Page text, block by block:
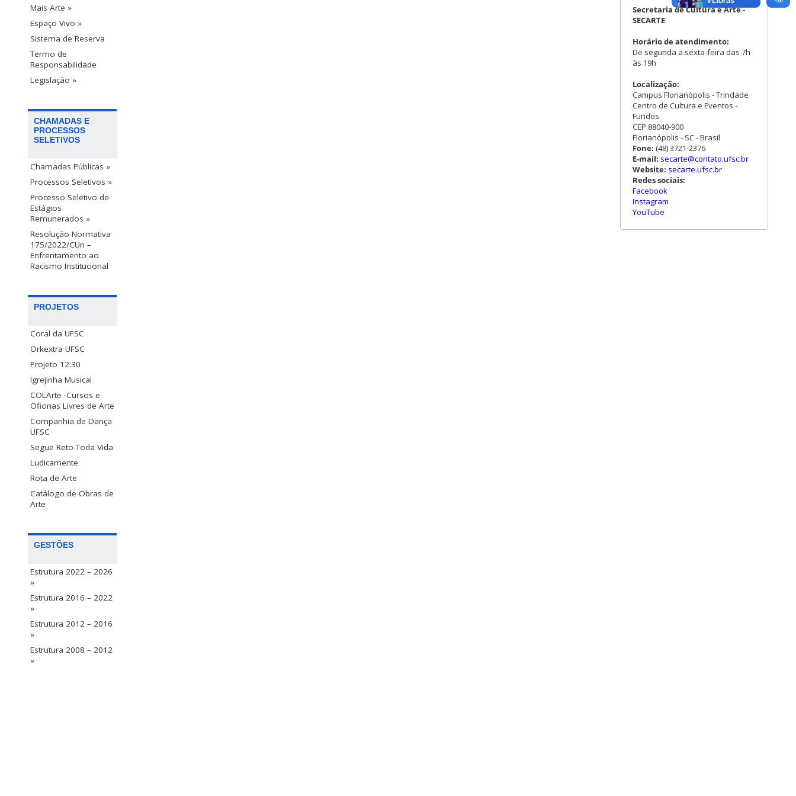
Mais Arte »
Espaço Vivo »
Sistema de Reserva
Termo de
Responsabilidade
Legislação »
CHAMADAS E
PROCESSOS
SELETIVOS
Chamadas Públicas »
Processos Seletivos »
Processo Seletivo de
Estágios
Remunerados »
Resolução Normativa
175/2022/CUn –
Enfrentamento ao
Racismo Institucional
PROJETOS
Coral da UFSC
Orkextra UFSC
Projeto 12:30
Igrejinha Musical
COLArte -Cursos e
Oficinas Livres de Arte
Companhia de Dança
UFSC
Segue Reto Toda Vida
Ludicamente
Rota de Arte
Catálogo de Obras de
Arte
GESTÕES
Estrutura 2022 – 2026
»
Estrutura 2016 – 2022
»
Estrutura 2012 – 2016
»
Estrutura 2008 – 2012
»
Secretaria de Cultura e Arte -
SECARTE
Horário de atendimento:
De segunda a sexta-feira das 7h
às 19h
Localização:
Campus Florianópolis - Trindade
Centro de Cultura e Eventos -
Fundos
CEP 88040-900
Florianópolis - SC - Brasil
Fone: (48) 3721-2376
E-mail: secarte@contato.ufsc.br
Website: secarte.ufsc.br
Redes sociais:
Facebook
Instagram
YouTube